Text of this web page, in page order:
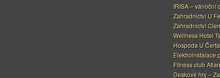
IRISA – vánoční
Zahradnictví U
Zahradnictví
Wellness Hotel
Hospoda U
Elektroinstalace
Fitness club
Deskové hry –